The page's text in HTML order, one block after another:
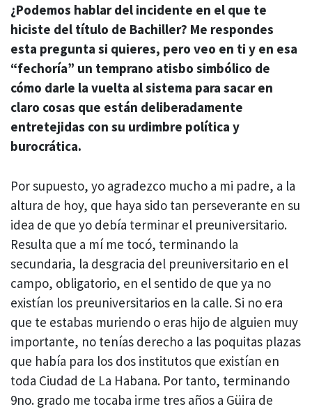
¿Podemos hablar del incidente en el que te
hiciste del título de Bachiller? Me respondes
esta pregunta si quieres, pero veo en ti y en esa
“fechoría” un temprano atisbo simbólico de
cómo darle la vuelta al sistema para sacar en
claro cosas que están deliberadamente
entretejidas con su urdimbre política y
burocrática.
Por supuesto, yo agradezco mucho a mi padre, a la
altura de hoy, que haya sido tan perseverante en su
idea de que yo debía terminar el preuniversitario.
Resulta que a mí me tocó, terminando la
secundaria, la desgracia del preuniversitario en el
campo, obligatorio, en el sentido de que ya no
existían los preuniversitarios en la calle. Si no era
que te estabas muriendo o eras hijo de alguien muy
importante, no tenías derecho a las poquitas plazas
que había para los dos institutos que existían en
toda Ciudad de La Habana. Por tanto, terminando
9no. grado me tocaba irme tres años a Güira de